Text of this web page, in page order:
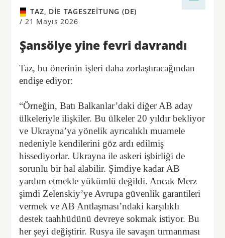
TAZ, DIE TAGESZEITUNG (DE)
/ 21 Mayıs 2026
Şansölye yine fevri davrandı
Taz, bu önerinin işleri daha zorlaştıracağından
endişe ediyor:
“Örneğin, Batı Balkanlar’daki diğer AB aday
ülkeleriyle ilişkiler. Bu ülkeler 20 yıldır bekliyor
ve Ukrayna’ya yönelik ayrıcalıklı muamele
nedeniyle kendilerini göz ardı edilmiş
hissediyorlar. Ukrayna ile askeri işbirliği de
sorunlu bir hal alabilir. Şimdiye kadar AB
yardım etmekle yükümlü değildi. Ancak Merz
şimdi Zelenskiy’ye Avrupa güvenlik garantileri
vermek ve AB Antlaşması’ndaki karşılıklı
destek taahhüdünü devreye sokmak istiyor. Bu
her şeyi değiştirir. Rusya ile savaşın tırmanması